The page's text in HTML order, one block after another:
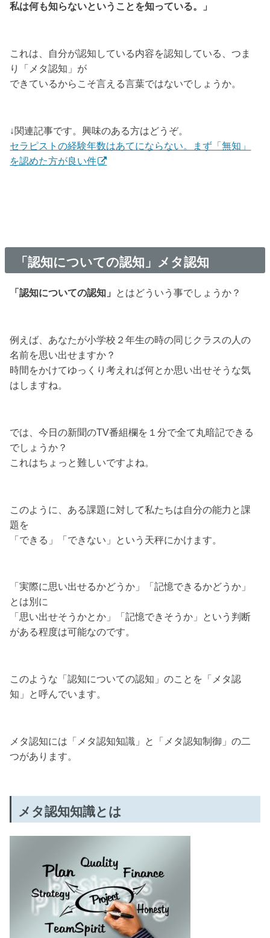
私は何も知らないということを知っている。」
これは、自分が認知している内容を認知している、つま
り「メタ認知」が
できているからこそ言える言葉ではないでしょうか。
↓関連記事です。興味のある方はどうぞ。
セラピストの経験年数はあてにならない。まず「無知」
を認めた方が良い件
「認知についての認知」メタ認知
「認知についての認知」 とはどういう事でしょうか？
例えば、あなたが小学校２年生の時の同じクラスの人の
名前を思い出せますか？
時間をかけてゆっくり考えれば何とか思い出せそうな気
はしますね。
では、今日の新聞のTV番組欄を１分で全て丸暗記できる
でしょうか？
これはちょっと難しいですよね。
このように、ある課題に対して私たちは自分の能力と課
題を
「できる」「できない」という天秤にかけます。
「実際に思い出せるかどうか」「記憶できるかどうか」
とは別に
「思い出せそうかとか」「記憶できそうか」という判断
がある程度は可能なのです。
このような「認知についての認知」のことを「メタ認
知」と呼んでいます。
メタ認知には「メタ認知知識」と「メタ認知制御」の二
つがあります。
メタ認知知識とは